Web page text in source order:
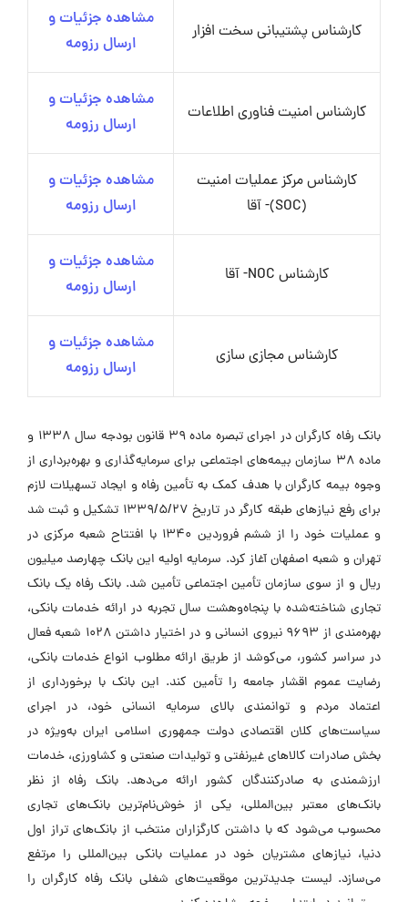
کارشناس پشتیبانی سخت افزار
مشاهده جزئیات و
ارسال رزومه
کارشناس امنیت فناوری اطلاعات
مشاهده جزئیات و
ارسال رزومه
کارشناس مرکز عملیات امنیت
(SOC)- آقا
مشاهده جزئیات و
ارسال رزومه
کارشناس NOC- آقا
مشاهده جزئیات و
ارسال رزومه
کارشناس مجازی سازی
مشاهده جزئیات و
ارسال رزومه
بانک رفاه کارگران در اجرای تبصره ماده 39 قانون بودجه سال 1338 و
ماده 38 سازمان بیمه‌های اجتماعی برای سرمایه‌گذاری و بهره‌برداری از
وجوه بیمه کارگران با هدف کمک به تأمین رفاه و ایجاد تسهیلات لازم
برای رفع نیازهای طبقه کارگر در تاریخ 1339/5/27 تشکیل و ثبت شد
و عملیات خود را از ششم فروردین 1340 با افتتاح شعبه مرکزی در
تهران و شعبه اصفهان آغاز کرد. سرمایه اولیه این بانک چهارصد میلیون
ریال و از سوی سازمان تأمین اجتماعی تأمین شد. بانک رفاه یک بانک
تجاری شناخته‌شده با پنجاه‌وهشت سال تجربه در ارائه خدمات بانکی،
بهره‌مندی از 9693 نیروی انسانی و در اختیار داشتن 1028 شعبه فعال
در سراسر کشور، می‌کوشد از طریق ارائه مطلوب انواع خدمات بانکی،
رضایت عموم اقشار جامعه را تأمین کند. این بانک با برخورداری از
اعتماد مردم و توانمندی بالای سرمایه انسانی خود، در اجرای
سیاست‌های کلان اقتصادی دولت جمهوری اسلامی ایران به‌ویژه در
بخش صادرات کالاهای غیرنفتی و تولیدات صنعتی و کشاورزی، خدمات
ارزشمندی به صادرکنندگان کشور ارائه می‌دهد. بانک رفاه از نظر
بانک‌های معتبر بین‌المللی، یکی از خوش‌نام‌ترین بانک‌های تجاری
محسوب می‌شود که با داشتن کارگزاران منتخب از بانک‌های تراز اول
دنیا، نیازهای مشتریان خود در عملیات بانکی بین‌المللی را مرتفع
می‌سازد. لیست جدیدترین موقعیت‌های شغلی بانک رفاه کارگران را